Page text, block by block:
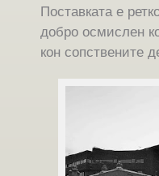
Поставката е
добро осмислен
кон сопствените